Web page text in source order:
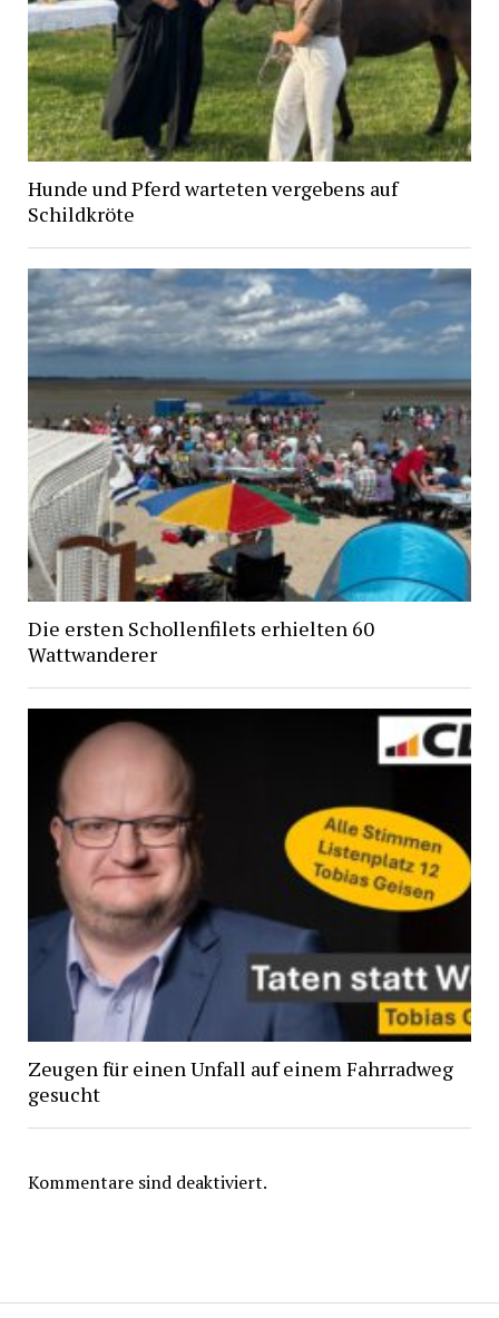
Hunde und Pferd warteten vergebens auf
Schildkröte
Die ersten Schollenfilets erhielten 60
Wattwanderer
Zeugen für einen Unfall auf einem Fahrradweg
gesucht
Kommentare sind deaktiviert.